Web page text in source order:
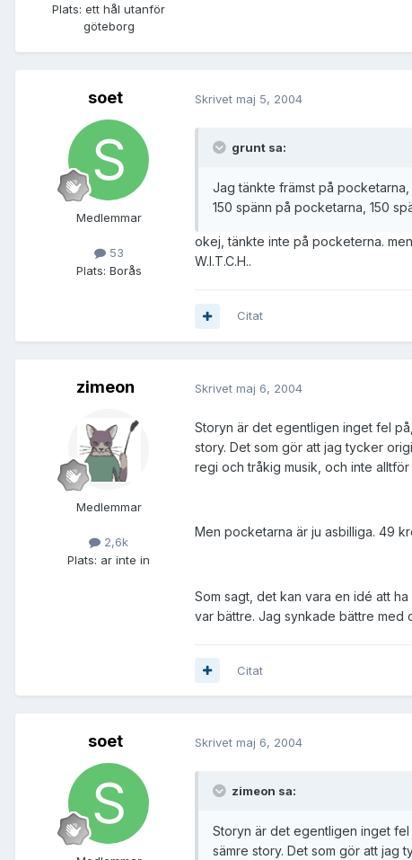
Plats: ett hål utanför
göteborg
soet
Medlemmar
53
Plats: Borås
Skrivet maj 5, 2004
grunt sa:
Jag tänkte främst på
150 spänn på pocketarna, 150
okej, tänkte inte på pocketerna.
W.I.T.C.H..
Citat
zimeon
Medlemmar
2,6k
Plats: ar inte in
Skrivet maj 6, 2004
Storyn är det egentligen inget fel
story. Det som gör att jag tycker
regi och tråkig musik, och inte alltför
Men pocketarna är ju asbilliga. 49
Som sagt, det kan vara en idé att
var bättre. Jag synkade bättre med
Citat
soet Skrivet maj 6, 2004
zimeon sa:
Storyn är det egentligen inget fel
sämre story. Det som gör att jag